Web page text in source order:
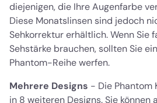
diejenigen, die Ihre Augenfarbe
Diese Monatslinsen sind jedoch
Sehkorrektur erhältlich. Wenn Sie
Sehstärke brauchen, sollten Sie
Phantom-Reihe werfen.
Mehrere Designs - Die Phantom
in 8 weiteren Designs. Sie können